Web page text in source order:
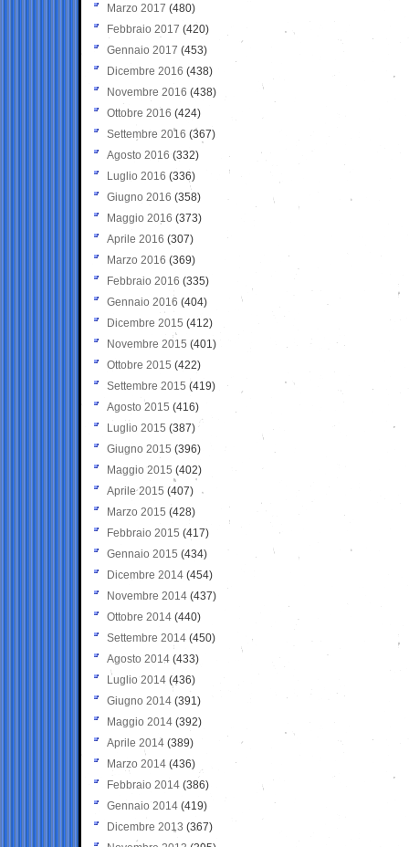
Marzo 2017 (480)
Febbraio 2017 (420)
Gennaio 2017 (453)
Dicembre 2016 (438)
Novembre 2016 (438)
Ottobre 2016 (424)
Settembre 2016 (367)
Agosto 2016 (332)
Luglio 2016 (336)
Giugno 2016 (358)
Maggio 2016 (373)
Aprile 2016 (307)
Marzo 2016 (369)
Febbraio 2016 (335)
Gennaio 2016 (404)
Dicembre 2015 (412)
Novembre 2015 (401)
Ottobre 2015 (422)
Settembre 2015 (419)
Agosto 2015 (416)
Luglio 2015 (387)
Giugno 2015 (396)
Maggio 2015 (402)
Aprile 2015 (407)
Marzo 2015 (428)
Febbraio 2015 (417)
Gennaio 2015 (434)
Dicembre 2014 (454)
Novembre 2014 (437)
Ottobre 2014 (440)
Settembre 2014 (450)
Agosto 2014 (433)
Luglio 2014 (436)
Giugno 2014 (391)
Maggio 2014 (392)
Aprile 2014 (389)
Marzo 2014 (436)
Febbraio 2014 (386)
Gennaio 2014 (419)
Dicembre 2013 (367)